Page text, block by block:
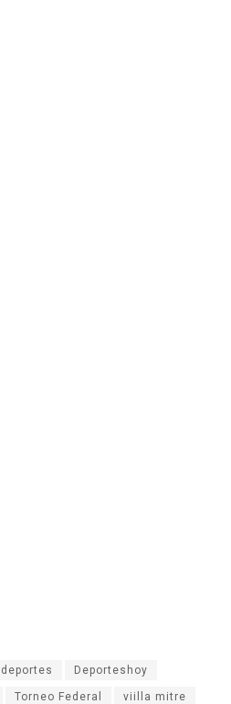
deportes Deporteshoy
Torneo Federal viilla mitre